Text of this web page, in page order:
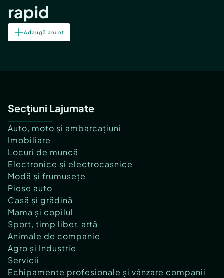
rapid
Adaugă anunț
Secțiuni Lajumate
Auto, moto și ambarcațiuni
Imobiliare
Locuri de muncă
Electronice și electrocasnice
Modă și frumusețe
Piese auto
Casă și grădină
Mama și copilul
Sport, timp liber, artă
Animale de companie
Agro și Industrie
Servicii
Echipamente profesionale și vânzare companii